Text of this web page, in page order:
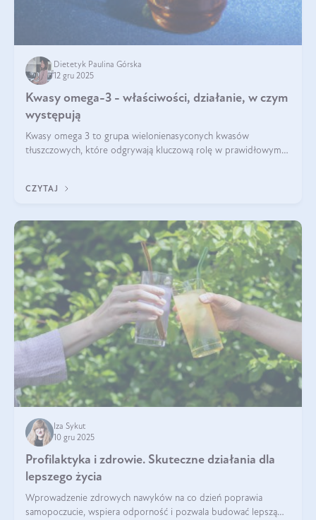
Dietetyk Paulina Górska
12 gru 2025
Kwasy omega-3 - właściwości, działanie, w czym
występują
Kwasy omega 3 to grupа wielonienasyconych kwasów
tłuszczowych, które odgrywają kluczową rolę w prawidłowym
CZYTAJ
Iza Sykut
10 gru 2025
Profilaktyka i zdrowie. Skuteczne działania dla
lepszego życia
Wprowadzenie zdrowych nawyków na co dzień poprawia
samopoczucie, wspiera odporność i pozwala budować lepszą